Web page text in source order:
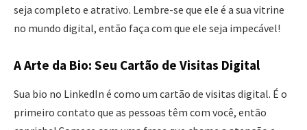
seja completo e atrativo. Lembre-se que ele é a sua vitrine
no mundo digital, então faça com que ele seja impecável!
A Arte da Bio: Seu Cartão de Visitas Digital
Sua bio no LinkedIn é como um cartão de visitas digital. É o
primeiro contato que as pessoas têm com você, então